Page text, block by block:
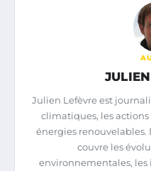
Julien Lefèvre est
climatiques, les
énergies renouvelables.
couvre les
environnementales,